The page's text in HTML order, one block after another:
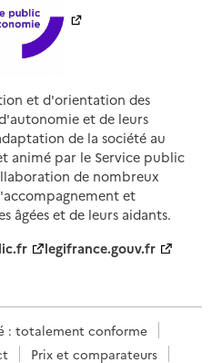
et d'orientation des
et de leurs
de la société au
animé par le Service public
de nombreux
et
âgées et de leurs aidants.
legifrance.gouv.fr
: totalement conforme
Prix et comparateurs